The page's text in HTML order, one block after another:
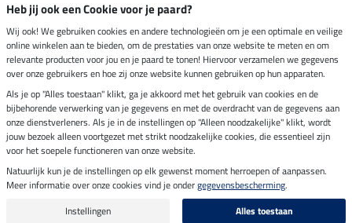
Verzending per
Veilig betalen met
Impressum
Laatste update op 09.08.2026 om 07:13 uur
Alle prijzen in euro's, incl. BTW, excl. verzendkosten.
Heb jij ook een Cookie voor je paard?
Wij ook! We gebruiken cookies en andere technologieën om je een optimale en veilige
online winkelen aan te bieden, om de prestaties van onze website te meten en om
relevante producten voor jou en je paard te tonen! Hiervoor verzamelen we gegevens
over onze gebruikers en hoe zij onze website kunnen gebruiken op hun apparaten.
Als je op "Alles toestaan" klikt, ga je akkoord met het gebruik van cookies en de
bijbehorende verwerking van je gegevens en met de overdracht van de gegevens aan
onze dienstverleners. Als je in de instellingen op "Alleen noodzakelijke" klikt, wordt
jouw bezoek alleen voortgezet met strikt noodzakelijke cookies, die essentieel zijn
voor het soepele functioneren van onze website.
Natuurlijk kun je de instellingen op elk gewenst moment herroepen of aanpassen.
Meer informatie over onze cookies vind je ondergegevensbescherming.
Instellingen
Alles toestaan